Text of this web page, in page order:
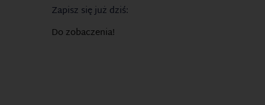
Zapisz się już dziś:
Do zobaczenia!